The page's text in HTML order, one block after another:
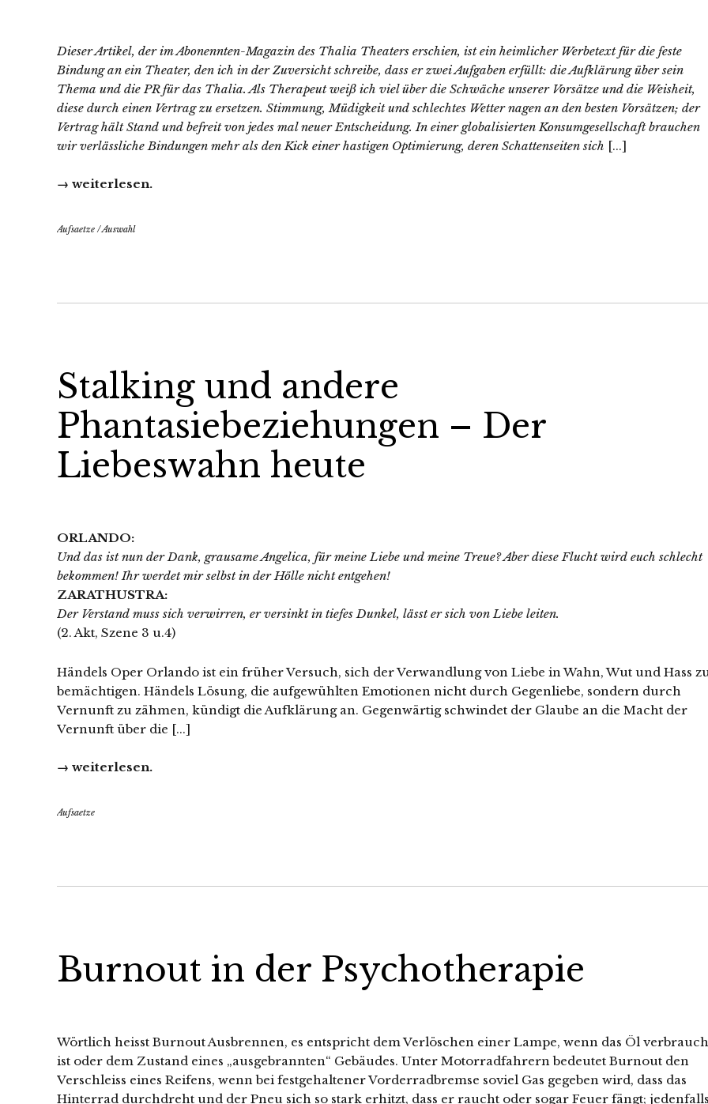
Dieser Artikel, der im Abonennten-Magazin des Thalia Theaters erschien, ist ein heimlicher Werbetext für die feste
Bindung an ein Theater, den ich in der Zuversicht schreibe, dass er zwei Aufgaben erfüllt: die Aufklärung über sein
Thema und die PR für das Thalia. Als Therapeut weiß ich viel über die Schwäche unserer Vorsätze und die Weisheit,
diese durch einen Vertrag zu ersetzen. Stimmung, Müdigkeit und schlechtes Wetter nagen an den besten Vorsätzen; der
Vertrag hält Stand und befreit von jedes mal neuer Entscheidung. In einer globalisierten Konsumgesellschaft brauchen
wir verlässliche Bindungen mehr als den Kick einer hastigen Optimierung, deren Schattenseiten sich [...]
→ weiterlesen.
Aufsaetze /Auswahl
Stalking und andere
Phantasiebeziehungen – Der
Liebeswahn heute
ORLANDO:
Und das ist nun der Dank, grausame Angelica, für meine Liebe und meine Treue? Aber diese Flucht wird euch schlecht
bekommen! Ihr werdet mir selbst in der Hölle nicht entgehen!
ZARATHUSTRA:
Der Verstand muss sich verwirren, er versinkt in tiefes Dunkel, lässt er sich von Liebe leiten.
(2. Akt, Szene 3 u.4)
Händels Oper Orlando ist ein früher Versuch, sich der Verwandlung von Liebe in Wahn, Wut und Hass
bemächtigen. Händels Lösung, die aufgewühlten Emotionen nicht durch Gegenliebe, sondern durch
Vernunft zu zähmen, kündigt die Aufklärung an. Gegenwärtig schwindet der Glaube an die Macht der
Vernunft über die [...]
→ weiterlesen.
Aufsaetze
Burnout in der Psychotherapie
Wörtlich heisst Burnout Ausbrennen, es entspricht dem Verlöschen einer Lampe, wenn das Öl
ist oder dem Zustand eines „ausgebrannten“ Gebäudes. Unter Motorradfahrern bedeutet Burnout den
Verschleiss eines Reifens, wenn bei festgehaltener Vorderradbremse soviel Gas gegeben wird, dass das
Hinterrad durchdreht und der Pneu sich so stark erhitzt, dass er raucht oder sogar Feuer fängt;